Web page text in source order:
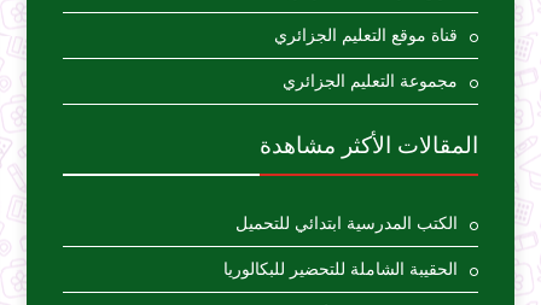
قناة موقع التعليم الجزائري
مجموعة التعليم الجزائري
المقالات الأكثر مشاهدة
الكتب المدرسية ابتدائي للتحميل
الحقيبة الشاملة للتحضير للبكالوريا